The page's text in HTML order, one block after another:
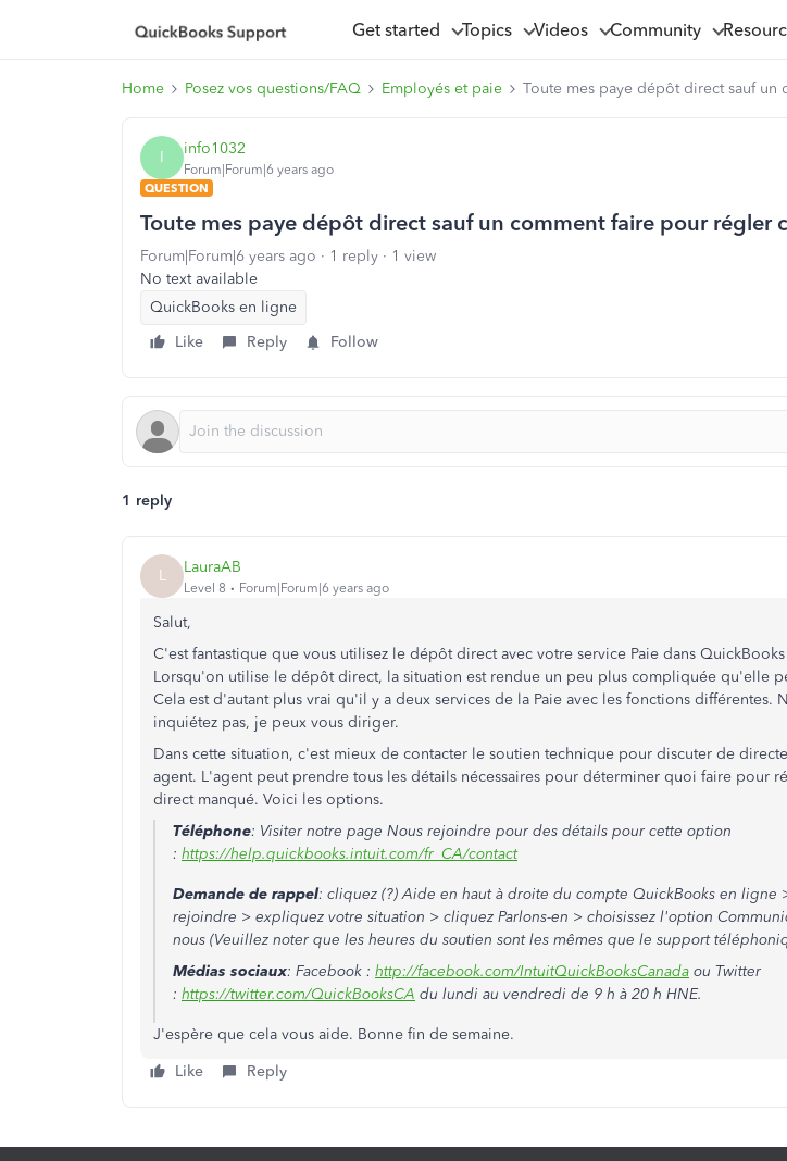
Get started Topics Videos Community
Home Posez vos questions/FAQ Employés et paie Toute mes paye dépôt direct sauf un
I info1032
Forum|Forum|6 years ago
QUESTION
Toute mes paye dépôt direct sauf un comment faire pour régler
Forum|Forum|6 years ago 1 reply
1 view
No text available
QuickBooks en ligne
Like
Reply Follow
1 reply
L LauraAB
Level 8 Forum|Forum|6 years ago
Salut,
C'est fantastique que vous utilisez le dépôt direct avec votre service Paie dans
Lorsqu'on utilise le dépôt direct, la situation est rendue un peu plus compliquée qu'elle
Cela est d'autant plus vrai qu'il y a deux services de la Paie avec les fonctions différentes.
inquiétez pas, je peux vous diriger.
Dans cette situation, c'est mieux de contacter le soutien technique pour discuter de
agent. L'agent peut prendre tous les détails nécessaires pour déterminer quoi faire pour
direct manqué. Voici les options.
Téléphone: Visiter notre page Nous rejoindre pour des détails pour cette option
: https://help.quickbooks.intuit.com/fr_CA/contact
Demande de rappel: cliquez (?) Aide en haut à droite du compte QuickBooks en ligne
rejoindre > expliquez votre situation > cliquez Parlons-en > choisissez l'option
nous (Veuillez noter que les heures du soutien sont les mêmes que le support
Médias sociaux: Facebook : http://facebook.com/IntuitQuickBooksCanada ou Twitter
: https://twitter.com/QuickBooksCA du lundi au vendredi de 9 h à 20 h HNE.
J'espère que cela vous aide. Bonne fin de semaine.
Like
Reply